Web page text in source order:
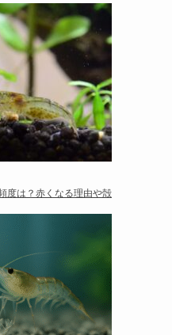
度は？赤くなる理由や殻